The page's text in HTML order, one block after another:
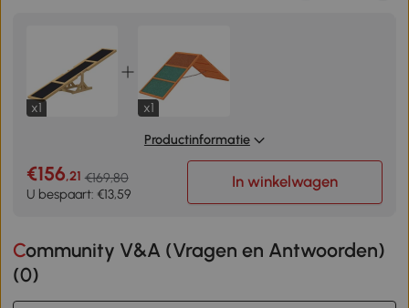
x1
x1
Productinformatie
€156,21 €169,80
U bespaart: €13,59
In winkelwagen
Community V&A (Vragen en Antwoorden)
(0)